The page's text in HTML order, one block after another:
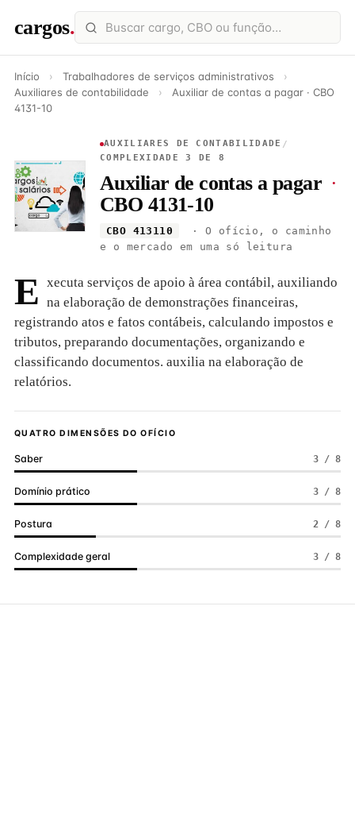
cargos.
Início › Trabalhadores de serviços administrativos
›
Auxiliares de contabilidade
›
Auxiliar de contas a pagar · CBO
4131-10
AUXILIARES DE CONTABILIDADE /
COMPLEXIDADE 3 DE 8
Auxiliar de contas a pagar ·
CBO 4131-10
CBO 413110
· O ofício, o caminho
e o mercado em uma só leitura
E xecuta serviços de apoio à área contábil, auxiliando
na elaboração de demonstrações financeiras,
registrando atos e fatos contábeis, calculando impostos e
tributos, preparando documentações, organizando e
classificando documentos. auxilia na elaboração de
relatórios.
QUATRO DIMENSÕES DO OFÍCIO
Saber 3 / 8
Domínio prático 3 / 8
Postura 2 / 8
Complexidade geral 3 / 8